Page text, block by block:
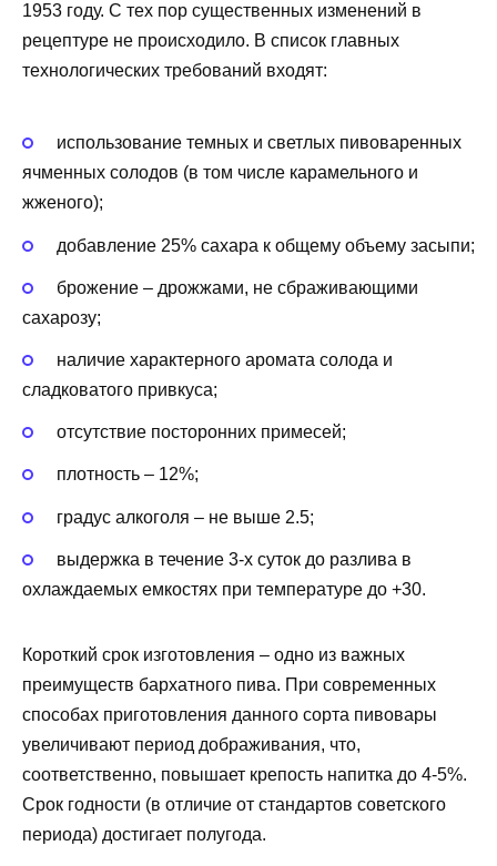
1953 году. С тех пор существенных изменений в
рецептуре не происходило. В список главных
технологических требований входят:
использование темных и светлых пивоваренных
ячменных солодов (в том числе карамельного и
жженого);
добавление 25% сахара к общему объему засыпи;
брожение – дрожжами, не сбраживающими
сахарозу;
наличие характерного аромата солода и
сладковатого привкуса;
отсутствие посторонних примесей;
плотность – 12%;
градус алкоголя – не выше 2.5;
выдержка в течение 3-х суток до разлива в
охлаждаемых емкостях при температуре до +30.
Короткий срок изготовления – одно из важных
преимуществ бархатного пива. При современных
способах приготовления данного сорта пивовары
увеличивают период дображивания, что,
соответственно, повышает крепость напитка до 4-5%.
Срок годности (в отличие от стандартов советского
периода) достигает полугода.